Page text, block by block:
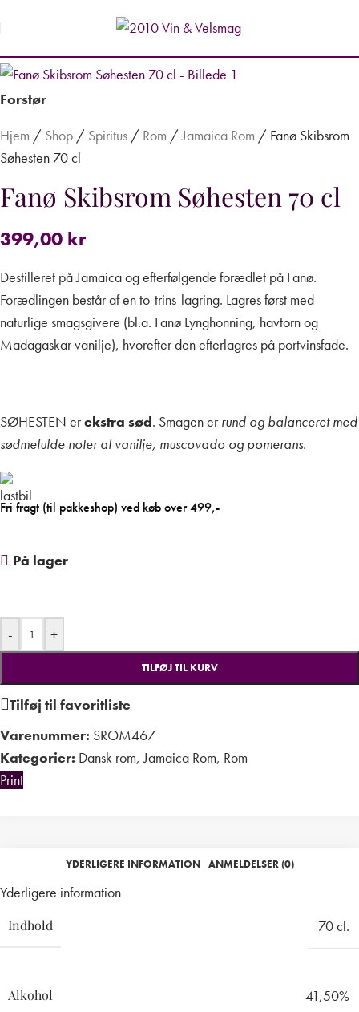
Forstør
Hjem / Shop / Spiritus / Rom /Jamaica Rom / Fanø Skibsrom
Søhesten 70 cl
Fanø Skibsrom Søhesten 70 cl
399,00 kr
Destilleret på Jamaicaog efterfølgende forædlet på Fanø.
Forædlingen består af en to-trins-lagring. Lagres først med
naturlige smagsgivere (bl.a. Fanø Lynghonning, havtorn og
Madagaskar vanilje), hvorefter den efterlagres på portvinsfade.
SØHESTEN erekstra sød. Smagen errund og balanceret med
sødmefulde noter af vanilje, muscovado og pomerans.
Fri fragt (til pakkeshop) ved køb over 499,-
På lager
- +
TILFØJ TIL KURV
Tilføj til favoritliste
Varenummer: SROM467
Kategorier: Dansk rom, Jamaica Rom, Rom
Print
YDERLIGERE INFORMATION ANMELDELSER (0)
Yderligere information
Indhold 70 cl.
Alkohol 41,50%